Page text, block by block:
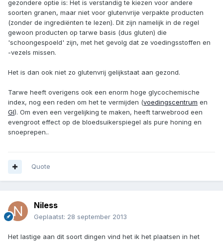
gezondere optie is: Het is verstandig te kiezen voor andere
soorten granen, maar niet voor glutenvrije verpakte producten
(zonder de ingrediënten te lezen). Dit zijn namelijk in de regel
gewoon producten op tarwe basis (dus gluten) die
'schoongespoeld' zijn, met het gevolg dat ze voedingsstoffen en
-vezels missen.
Het is dan ook niet zo glutenvrij gelijkstaat aan gezond.
Tarwe heeft overigens ook een enorm hoge glycochemische
index, nog een reden om het te vermijden (voedingscentrum en
GI). Om even een vergelijking te maken, heeft tarwebrood een
evengroot effect op de bloedsuikerspiegel als pure honing en
snoeprepen..
Quote
Niless
Geplaatst: 28 september 2013
Het lastige aan dit soort dingen vind het ik het plaatsen in het